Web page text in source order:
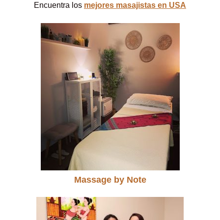
Encuentra los mejores masajistas en USA
Massage by Note